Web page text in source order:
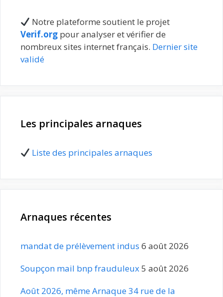
Notre plateforme soutient le projet
Verif.org pour analyser et vérifier de
nombreux sites internet français. Dernier site
validé
Les principales arnaques
Liste des principales arnaques
Arnaques récentes
mandat de prélèvement indus 6 août 2026
Soupçon mail bnp frauduleux5 août 2026
Août 2026, même Arnaque 34 rue de la